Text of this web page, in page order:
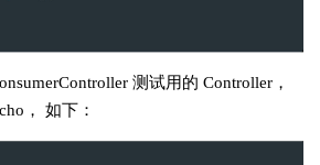
测试用的 Controller，
， 如下：